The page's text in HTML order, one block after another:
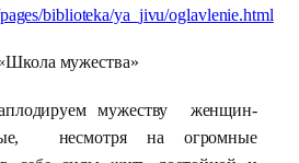
biblioteka/ya_jivu/oglavlenie.html
мужества»
мужеству женщин-
несмотря на огромные